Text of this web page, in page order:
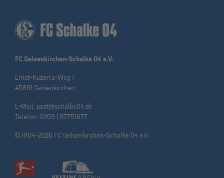
FC Gelsenkirchen-Schalke 04 e.V.
Ernst-Kuzorra-Weg 1
45891 Gelsenkirchen
E-Mail: post@schalke04.de
Telefon: 0209 | 97751877
© 1904-2026 FC Gelsenkirchen-Schalke 04 e.V.